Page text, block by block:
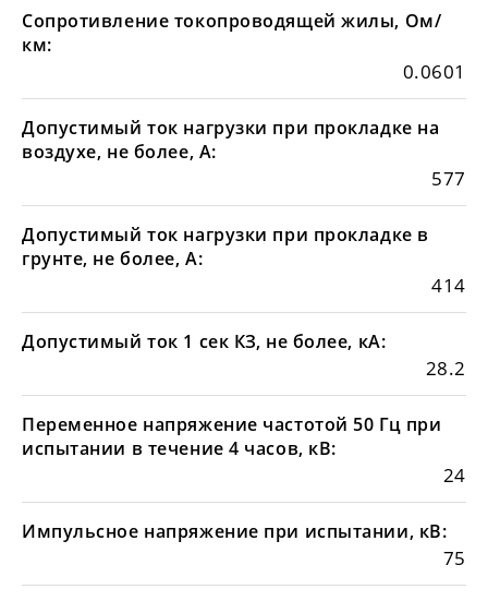
Сопротивление токопроводящей жилы, Ом/
км:
0.0601
Допустимый ток нагрузки при прокладке на
воздухе, не более, А:
577
Допустимый ток нагрузки при прокладке в
грунте, не более, А:
414
Допустимый ток 1 сек КЗ, не более, кА:
28.2
Переменное напряжение частотой 50 Гц при
испытании в течение 4 часов, кВ:
24
Импульсное напряжение при испытании, кВ:
75